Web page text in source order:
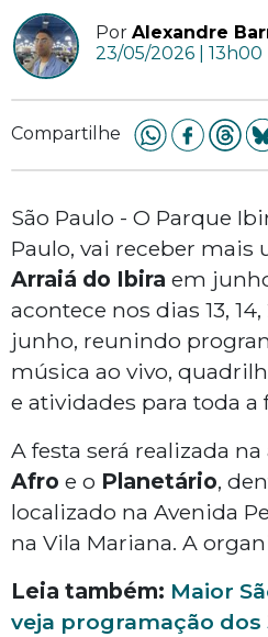
Por Alexandre
23/05/2026 | 13h00
Compartilhe
São Paulo - O Parque
Paulo, vai receber mais
Arraiá do Ibira em
acontece nos dias 13, 14,
junho, reunindo
música ao vivo,
e atividades para toda a
A festa será realizada
Afro e o Planetário,
localizado na Avenida
na Vila Mariana. A
Leia também: Maior
veja programação dos